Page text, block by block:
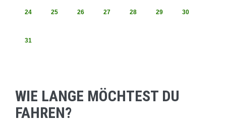
24 25 26 27 28 29 30
31
WIE LANGE MÖCHTEST DU
FAHREN?